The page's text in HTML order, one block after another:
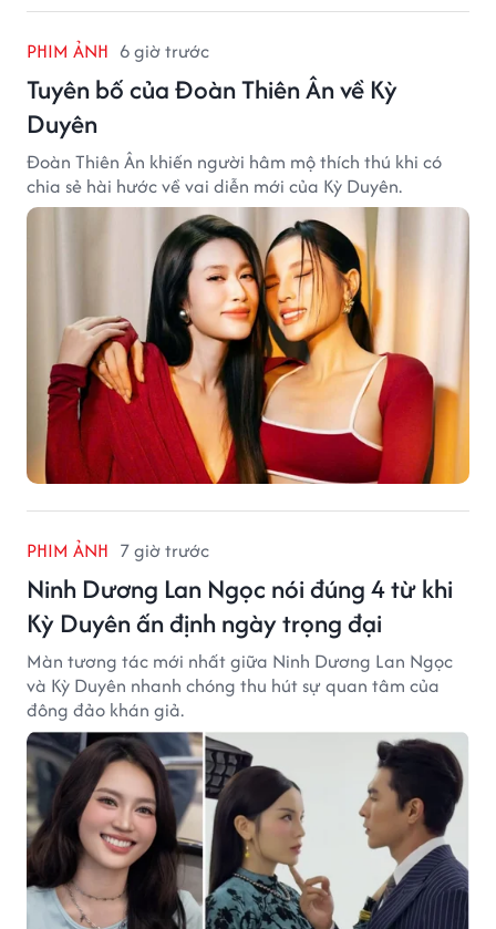
PHIM ẢNH 6 giờ trước
Tuyên bố của Đoàn Thiên Ân về Kỳ
Duyên
Đoàn Thiên Ân khiến người hâm mộ thích thú khi có
chia sẻ hài hước về vai diễn mới của Kỳ Duyên.
PHIM ẢNH 7 giờ trước
Ninh Dương Lan Ngọc nói đúng 4 từ khi
Kỳ Duyên ấn định ngày trọng đại
Màn tương tác mới nhất giữa Ninh Dương Lan Ngọc
và Kỳ Duyên nhanh chóng thu hút sự quan tâm của
đông đảo khán giả.